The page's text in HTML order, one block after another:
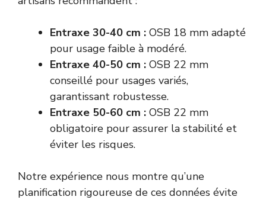
Entraxe 30-40 cm : OSB 18 mm adapté
pour usage faible à modéré.
Entraxe 40-50 cm : OSB 22 mm
conseillé pour usages variés,
garantissant robustesse.
Entraxe 50-60 cm : OSB 22 mm
obligatoire pour assurer la stabilité et
éviter les risques.
Notre expérience nous montre qu’une
planification rigoureuse de ces données évite